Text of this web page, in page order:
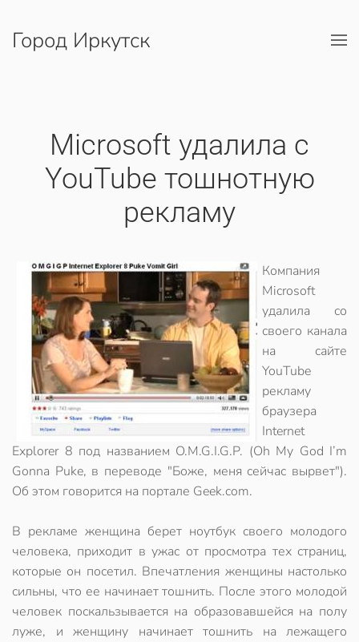
Перейти к содержимому
Город Иркутск
Microsoft удалила с
YouTube тошнотную
рекламу
Компания
Microsoft
удалила со
своего канала
на сайте
YouTube
рекламу
браузера
Internet
Explorer 8 под названием O.M.G.I.G.P. (Oh My God I’m
Gonna Puke, в переводе "Боже, меня сейчас вырвет").
Об этом говорится на портале Geek.com.
В рекламе женщина берет ноутбук своего молодого
человека, приходит в ужас от просмотра тех страниц,
которые он посетил. Впечатления женщины настолько
сильны, что ее начинает тошнить. После этого молодой
человек поскальзывается на образовавшейся на полу
луже, и женщину начинает тошнить на лежащего